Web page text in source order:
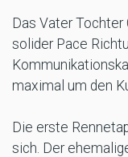
Das Vater Tochter
solider Pace
maximal um den
Die erste
sich. Der